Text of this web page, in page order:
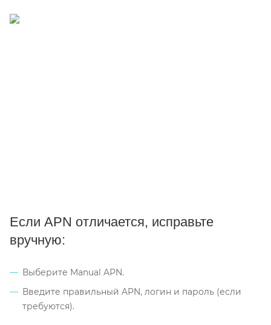
Если APN отличается, исправьте
вручную:
Выберите Manual APN.
Введите правильный APN, логин и пароль (если
требуются).